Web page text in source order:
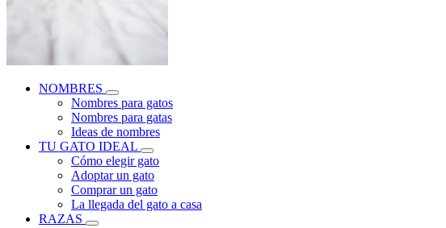
NOMBRES
Nombres para gatos
Nombres para gatas
Ideas de nombres
TU GATO IDEAL
Cómo elegir gato
Adoptar un gato
Comprar un gato
La llegada del gato a casa
RAZAS